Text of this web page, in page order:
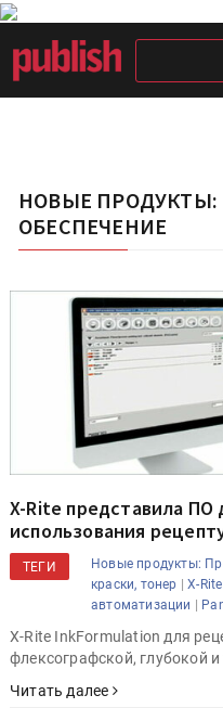
НОВЫЕ
ОБЕСПЕЧЕНИЕ
X-Rite представила ПО
использования
ТЕГИ Новые продукты:
краски, тонер |X-Rite
автоматизации |
X-Rite InkFormulation для
флексографской, глубокой
Читать далее